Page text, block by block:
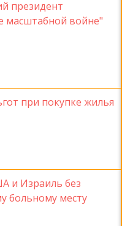
президент
масштабной войне"
при покупке жилья
и Израиль без
больному месту